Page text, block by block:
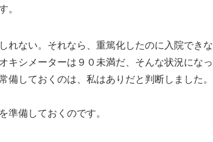
れない。それなら、重篤化したのに入院できな
キシメーターは９０未満だ、そんな状況になっ
しておくのは、私はありだと判断しました。
備しておくのです。